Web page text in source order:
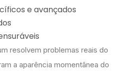
e avançados
resolvem problemas reais do
a aparência momentânea do